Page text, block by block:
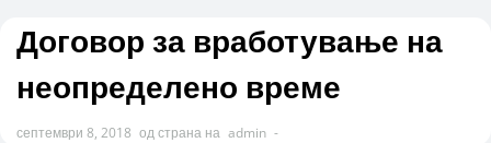
Договор за вработување на
неопределено време
септември 8, 2018 од страна на admin -